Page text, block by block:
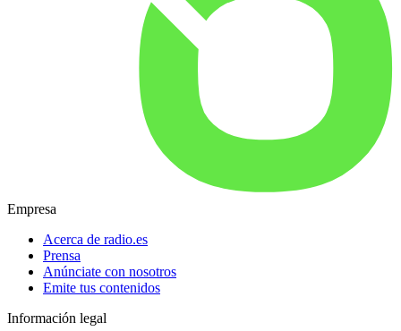
Empresa
Acerca de radio.es
Prensa
Anúnciate con nosotros
Emite tus contenidos
Información legal